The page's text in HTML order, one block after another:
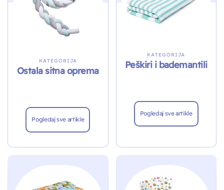
KATEGORIJA
Ostala sitna oprema
Pogledaj sve artikle
KATEGORIJA
Peškiri i bademantili
Pogledaj sve artikle